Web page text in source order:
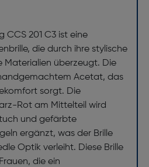
CCS 201 C3 ist eine
die durch ihre stylische
Materialien überzeugt. Die
Acetat, das
sorgt. Die
Rot am Mittelteil wird
und gefärbte
ergänzt, was der Brille
Optik verleiht. Diese Brille
die ein